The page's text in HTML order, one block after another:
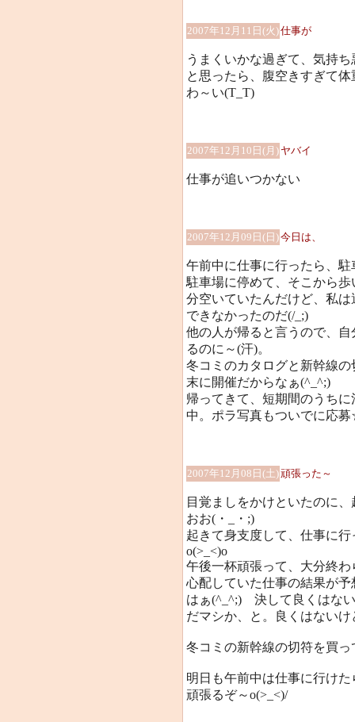
2007年12月11日(火)仕事が
うまくいかな過ぎて、気持
と思ったら、腹空きすぎて
わ～い(T_T)
2007年12月10日(月) ヤバイ
仕事が追いつかない
2007年12月09日(日)今日は、
午前中に仕事に行ったら、
駐車場に停めて、そこから
分空いていたんだけど、私
できなかったのだ(/_;)
他の人が帰ると言うので、
るのに～(汗)。
冬コミのカタログと新幹線
末に開催だからなぁ(^_^;)
帰ってきて、短期間のうち
中。ポラ写真もついでに応
2007年12月08日(土)頑張った～
目覚ましをかけといたのに
おお(・_・;)
起きて身支度して、仕事に
o(>_<)o
午後一杯頑張って、大分終わ
心配していた仕事の結果が
はぁ(^_^;) 決して良くはな
だマシか、と。良くはないけ
冬コミの新幹線の切符を買
明日も午前中は仕事に行けた
頑張るぞ～o(>_<)/